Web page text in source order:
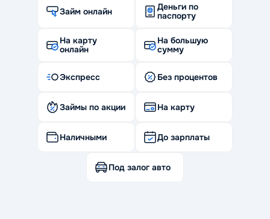
Займ онлайн
Деньги по
паспорту
На карту
онлайн
На большую
сумму
Экспресс Без процентов
Займы по акции На карту
Наличными До зарплаты
Под залог авто